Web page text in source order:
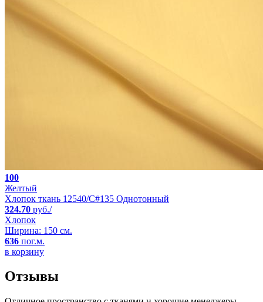
100
Желтый
Хлопок ткань 12540/C#135 Однотонный
324.70 руб./
Хлопок
Ширина: 150 см.
636 пог.м.
в корзину
Отзывы